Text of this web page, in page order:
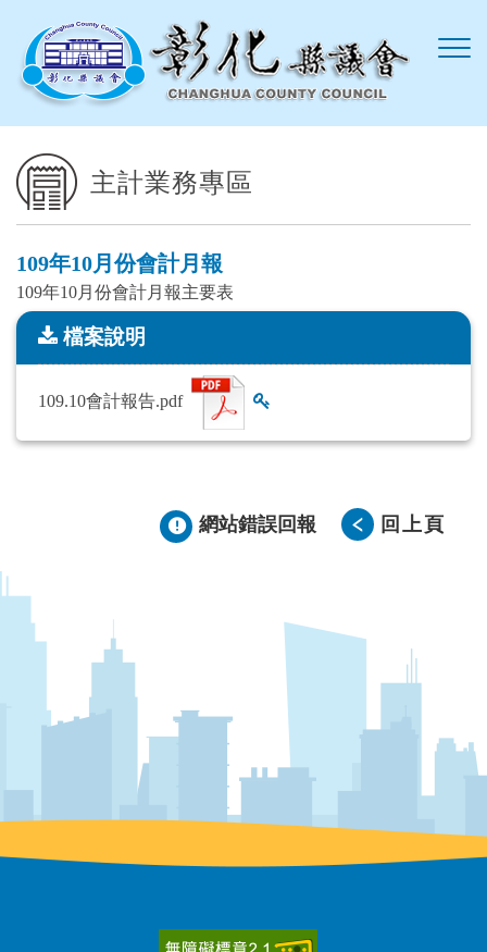
主計業務專區
109年10月份會計月報
109年10月份會計月報主要表
檔案說明
檔案說明
109.10會計報告.pdf
網站錯誤回報 回上頁